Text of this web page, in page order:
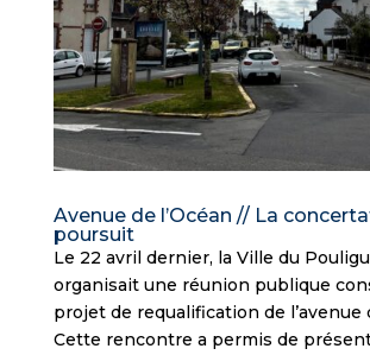
Avenue de l’Océan // La
poursuit
Le 22 avril dernier, la Ville du
organisait une réunion publique
projet de requalification de l’avenue
Cette rencontre a permis de